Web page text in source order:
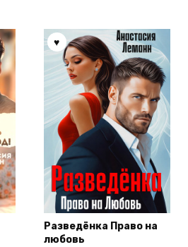
Разведёнка Право на
любовь